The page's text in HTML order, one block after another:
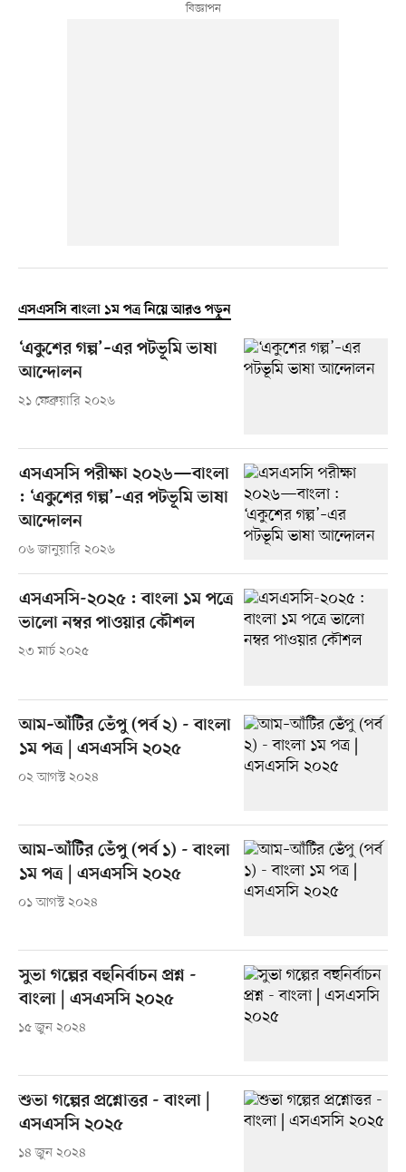
এসএসসি বাংলা ১ম পত্র নিয়ে আরও পড়ুন
‘একুশের গল্প’–এর পটভূমি ভাষা
আন্দোলন
২১ ফেব্রুয়ারি ২০২৬
এসএসসি পরীক্ষা ২০২৬—বাংলা
: ‘একুশের গল্প’–এর পটভূমি ভাষা
আন্দোলন
০৬ জানুয়ারি ২০২৬
এসএসসি-২০২৫ : বাংলা ১ম পত্রে
ভালো নম্বর পাওয়ার কৌশল
২৩ মার্চ ২০২৫
আম–আঁটিঁর ভেঁপু (পর্ব ২) - বাংলা
১ম পত্র | এসএসসি ২০২৫
০২ আগস্ট ২০২৪
আম–আঁটিঁর ভেঁপু (পর্ব ১) - বাংলা
১ম পত্র | এসএসসি ২০২৫
০১ আগস্ট ২০২৪
সুভা গল্পের বহুনির্বাচন প্রশ্ন -
বাংলা | এসএসসি ২০২৫
১৫ জুন ২০২৪
শুভা গল্পের প্রশ্নোত্তর - বাংলা |
এসএসসি ২০২৫
১৪ জুন ২০২৪